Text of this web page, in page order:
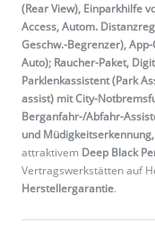
(Rear View), Einparkhilfe
Access, Autom.
Geschw.-Begrenzer),
Auto); Raucher-Paket,
Parklenkassistent (Park
assist) mit City-
Berganfahr-/Abfahr-
und
attraktivem Deep Black
Vertragswerkstätten auf
Herstellergarantie.